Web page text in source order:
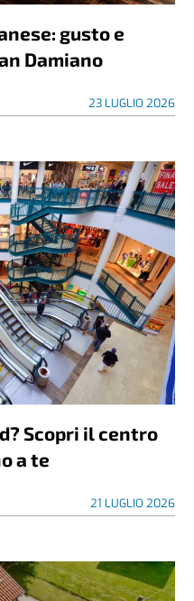
gusto e
Damiano
23 LUGLIO 2026
Scopri il centro
a te
21 LUGLIO 2026